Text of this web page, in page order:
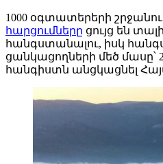
1000 օգտատերերի
հարցումները ցույց են
հանգստանալու, իսկ
ցանկացողների մեծ մասը՝
հանգիստն անցկացնել